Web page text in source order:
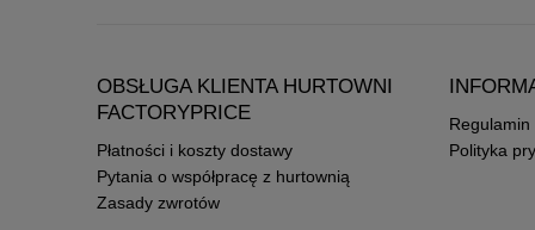
OBSŁUGA KLIENTA HURTOWNI
FACTORYPRICE
Płatności i koszty dostawy
Pytania o współpracę z hurtownią
Zasady zwrotów
Regulamin
Polityka